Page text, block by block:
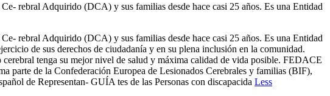
rebral Adquirido (DCA) y sus familias desde hace casi 25 años. Es una Entidad
rebral Adquirido (DCA) y sus familias desde hace casi 25 años. Es una Entidad
de sus derechos de ciudadanía y en su plena inclusión en la comunidad.
tenga su mejor nivel de salud y máxima calidad de vida posible. FEDACE
parte de la Confederación Europea de Lesionados Cerebrales y familias (BIF),
de Representan- GUÍA tes de las Personas con discapacida Less